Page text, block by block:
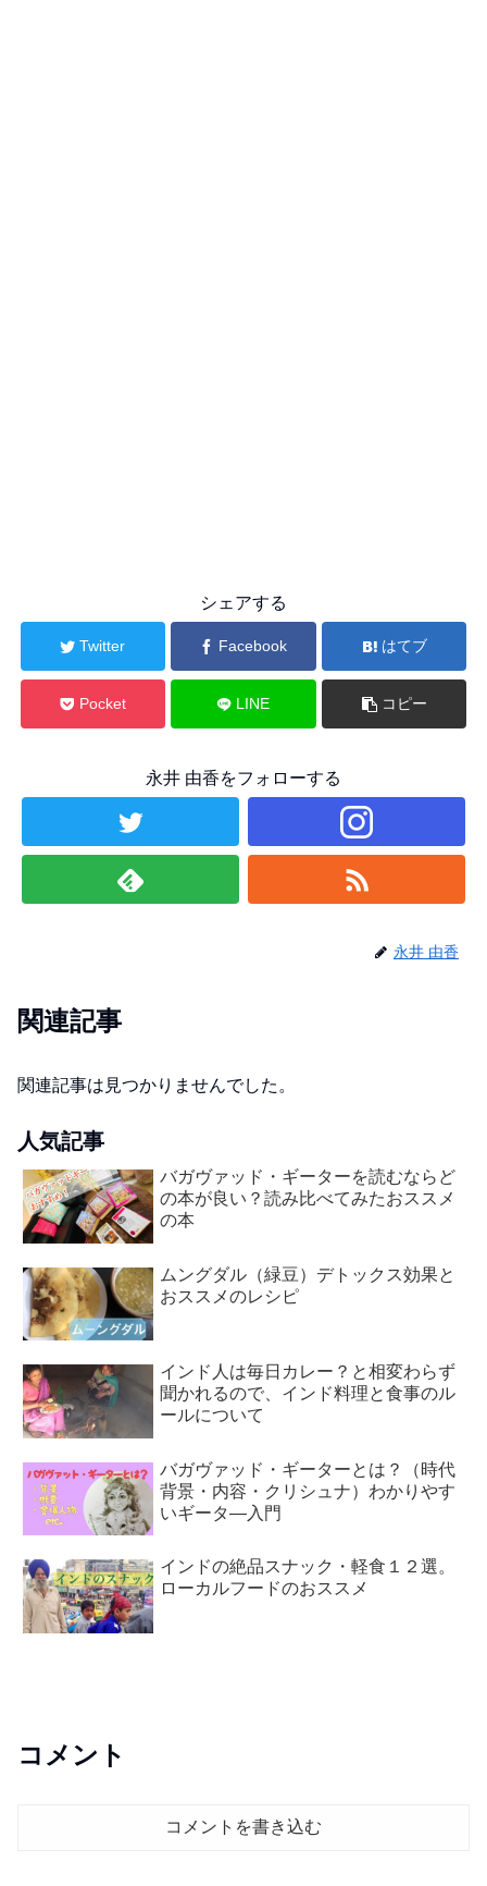
シェアする
Twitter Facebook はてブ
Pocket LINE コピー
永井 由香をフォローする
永井 由香
関連記事
関連記事は見つかりませんでした。
人気記事
バガヴァッド・ギーターを読むならど
の本が良い？読み比べてみたおススメ
の本
ムングダル（緑豆）デトックス効果と
おススメのレシピ
インド人は毎日カレー？と相変わらず
聞かれるので、インド料理と食事のル
ールについて
バガヴァッド・ギーターとは？（時代
背景・内容・クリシュナ）わかりやす
いギータ―入門
インドの絶品スナック・軽食１２選。
ローカルフードのおススメ
コメント
コメントを書き込む